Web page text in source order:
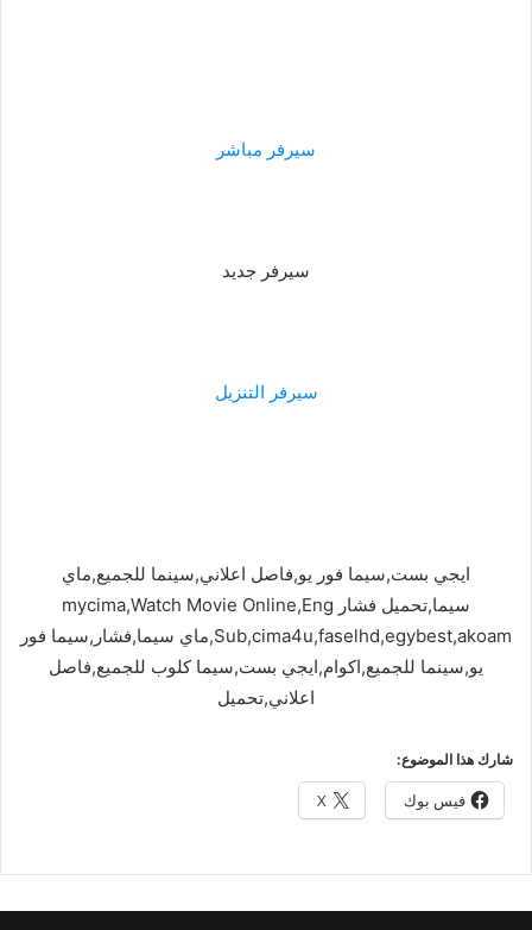
سيرفر مباشر
سيرفر جديد
سيرفر التنزيل
ايجي بست,سيما فور يو,فاصل اعلاني,سينما للجميع,ماي
سيما,تحميل فشار mycima,Watch Movie Online,Eng
Sub,cima4u,faselhd,egybest,akoam,ماي سيما,فشار,سيما فور
يو,سينما للجميع,اكوام,ايجي بست,سيما كلوب للجميع,فاصل
اعلاني,تحميل
شارك هذا الموضوع:
فيس بوك X